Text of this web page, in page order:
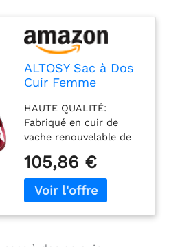
ALTOSY Sac à Dos
Cuir Femme
Poches Multiples
HAUTE QUALITÉ:
Fabriqué en cuir de
vache renouvelable de
véritable), matériel de
couleur argent et
doublure en polyester;
105,86 €